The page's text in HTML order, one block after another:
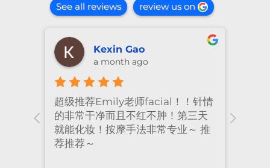
See all reviews review us on
shiya lu
2 months ago
I’ve been coming to Freskin for
many years and I have always
had excellent treatment. The
staff are super professional and